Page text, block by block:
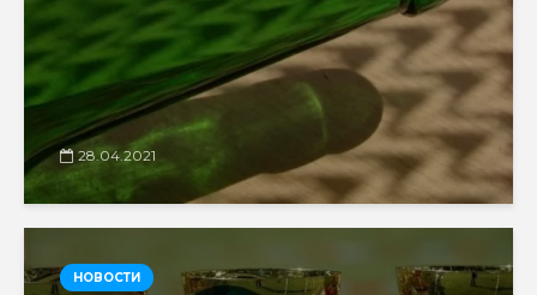
28.04.2021
НОВОСТИ